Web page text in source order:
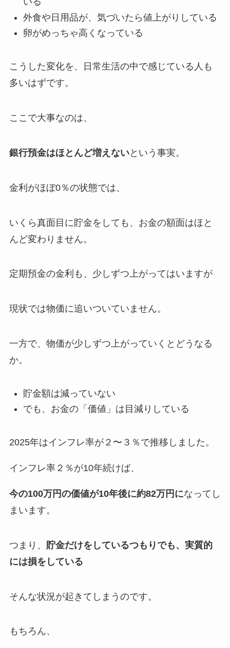
外食や日用品が、気づいたら値上がりしている
卵がめっちゃ高くなっている
こうした変化を、日常生活の中で感じている人も
多いはずです。
ここで大事なのは、
銀行預金はほとんど増えないという事実。
金利がほぼ0％の状態では、
いくら真面目に貯金をしても、お金の額面はほと
んど変わりません。
定期預金の金利も、少しずつ上がってはいますが
現状では物価に追いついていません。
一方で、物価が少しずつ上がっていくとどうなる
か。
貯金額は減っていない
でも、お金の「価値」は目減りしている
2025年はインフレ率が２〜３％で推移しました。
インフレ率２％が10年続けば、
今の100万円の価値が10年後に約82万円になってし
まいます。
つまり、 貯金だけをしているつもりでも、実質的
には損をしている
そんな状況が起きてしまうのです。
もちろん、